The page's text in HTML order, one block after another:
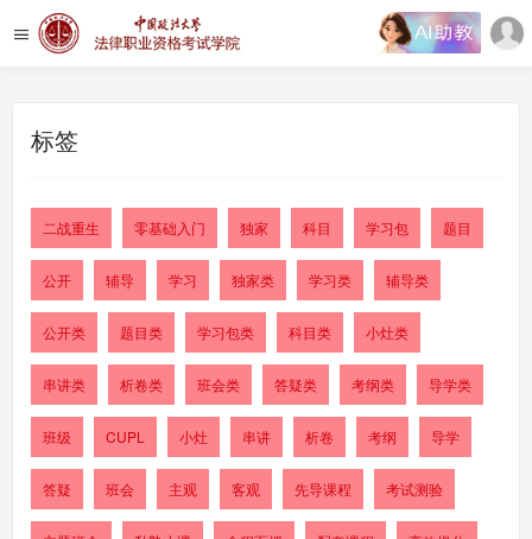
标签
二战重生 零基础入门 独家 科目 学习包 题目
公开 辅导 学习 独家类 学习类 辅导类
公开类 题目类 学习包类 科目类 小灶类
串讲类 析卷类 班会类 答疑类 考纲类 导学类
班级 CUPL 小灶 串讲 析卷 考纲 导学
答疑 班会 主观 客观 先导课程 考试测验